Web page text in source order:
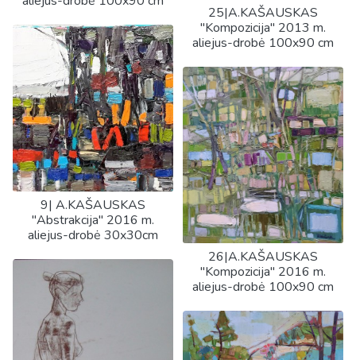
9| A.KAŠAUSKAS
"Abstrakcija" 2016 m.
aliejus-drobė 30x30cm
25|A.KAŠAUSKAS
"Kompozicija" 2013 m.
aliejus-drobė 100x90 cm
26|A.KAŠAUSKAS
"Kompozicija" 2016 m.
aliejus-drobė 100x90 cm